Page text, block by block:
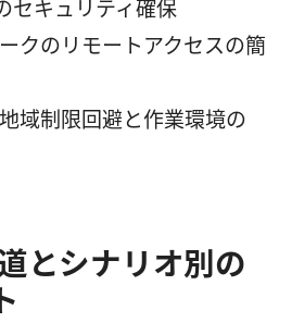
セキュリティ確保
クのリモートアクセスの簡
域制限回避と作業環境の
とシナリオ別の